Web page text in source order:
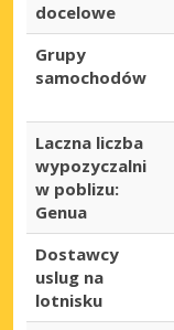
docelowe
Grupy
samochodów
Laczna liczba
wypozyczalni
w poblizu:
Genua
Dostawcy
uslug na
lotnisku